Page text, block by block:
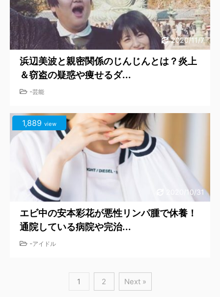
2020/11/7
浜辺美波と親密関係のじんじんとは？炎上
＆窃盗の疑惑や痩せるダ...
-芸能
2020/10/31
1,889 view
エビ中の安本彩花が悪性リンパ腫で休養！
通院している病院や完治...
-アイドル
1 2 Next »